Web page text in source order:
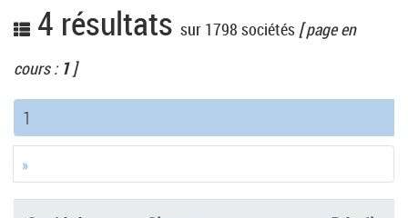
4 résultats sur 1798 sociétés [ page en
cours : 1]
1
»